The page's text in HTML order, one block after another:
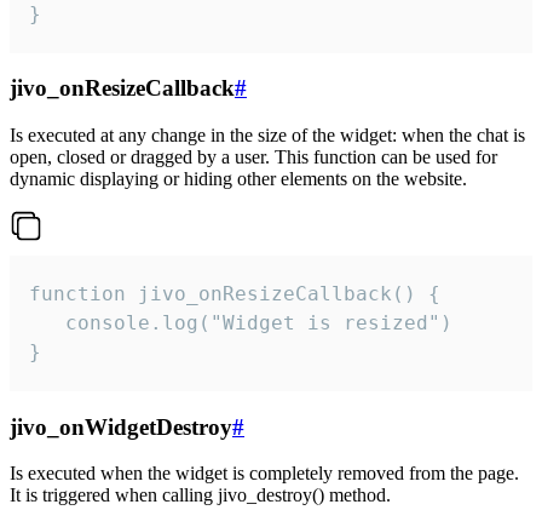
}
jivo_onResizeCallback#
Is executed at any change in the size of the widget: when the chat is
open, closed or dragged by a user. This function can be used for
dynamic displaying or hiding other elements on the website.
function jivo_onResizeCallback() {
   console.log("Widget is resized")
}
jivo_onWidgetDestroy#
Is executed when the widget is completely removed from the page.
It is triggered when calling jivo_destroy() method.